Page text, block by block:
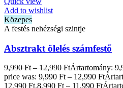
Add to wishlist
Közepes
A festés nehézségi szintje
Absztrakt ölelés számfestő
9,990Ft – 12,990FtÁrtartomány:
price was: 9,990 Ft – 12,990
12,990 Ft.8,990 Ft – 11,990 Ft